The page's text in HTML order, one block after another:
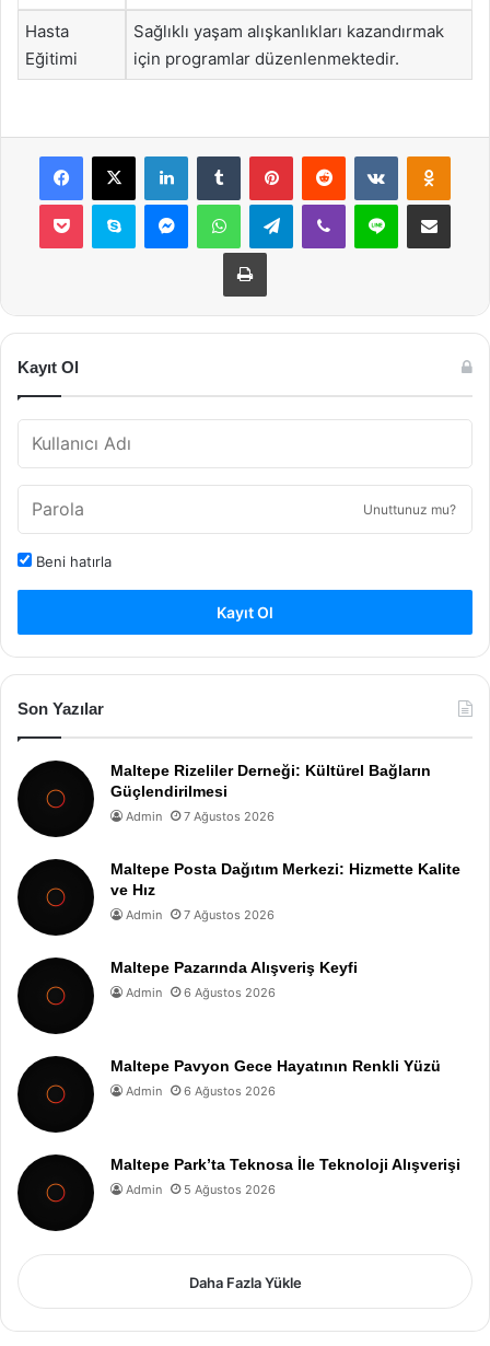
Hasta
Eğitimi
Sağlıklı yaşam alışkanlıkları kazandırmak
için programlar düzenlenmektedir.
Facebook
X LinkedInTumblr PinterestReddit VKontakte
Pocket Skype MessengerWhatsAppTelegramViber Line E-Posta ile
Yazdır
Kayıt Ol
Unuttunuz mu?
Beni hatırla
Kayıt Ol
Son Yazılar
Maltepe Rizeliler Derneği: Kültürel Bağların
Güçlendirilmesi
Admin 7 Ağustos 2026
Maltepe Posta Dağıtım Merkezi: Hizmette Kalite
ve Hız
Admin 7 Ağustos 2026
Maltepe Pazarında Alışveriş Keyfi
Admin 6 Ağustos 2026
Maltepe Pavyon Gece Hayatının Renkli Yüzü
Admin 6 Ağustos 2026
Maltepe Park’ta Teknosa İle Teknoloji Alışverişi
Admin 5 Ağustos 2026
Daha Fazla Yükle